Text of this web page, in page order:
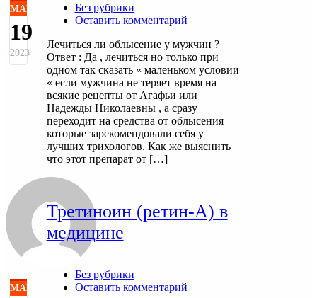
МАР
19
2023
Без рубрики
Оставить комментарий
Лечиться ли облысение у мужчин ?
Ответ : Да , лечиться но только при
одном так сказать « маленьком условии
« если мужчина не теряет время на
всякие рецепты от Агафьи или
Надежды Николаевны , а сразу
переходит на средства от облысения
которые зарекомендовали себя у
лучших трихологов. Как же выяснить
что этот препарат от […]
МАЙ
Третиноин (ретин-А) в
медицине
Без рубрики
Оставить комментарий